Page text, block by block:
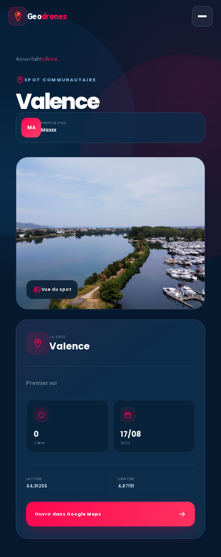
Geodrones
Accueil SpotValence
SPOT COMMUNAUTAIRE
Valence
MA
PROPOSÉ PAR
Maxxx
Vue du spot
LE SPOT
Valence
Premier vol
0
J’aime
17/08
2022
LATITUDE
44,91255
LONGITUDE
4,87191
Ouvrir dans Google Maps